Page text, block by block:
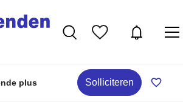
plus Solliciteren